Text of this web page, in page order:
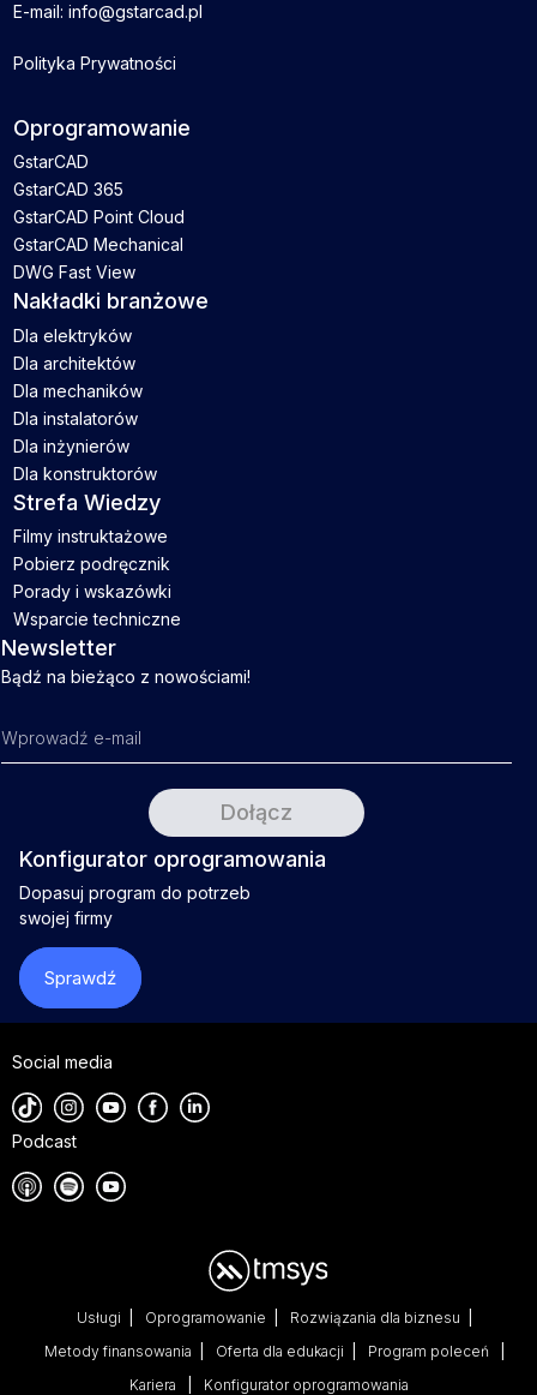
E-mail: info@gstarcad.pl
Polityka Prywatności
Oprogramowanie
GstarCAD
GstarCAD 365
GstarCAD Point Cloud
GstarCAD Mechanical
DWG Fast View
Nakładki branżowe
Dla elektryków
Dla architektów
Dla mechaników
Dla instalatorów
Dla inżynierów
Dla konstruktorów
Strefa Wiedzy
Filmy instruktażowe
Pobierz podręcznik
Porady i wskazówki
Wsparcie techniczne
Newsletter
Bądź na bieżąco z nowościami!
Konfigurator oprogramowania
Dopasuj program do potrzeb
swojej firmy
Sprawdź
Social media
Podcast
Usługi Oprogramowanie
Rozwiązania dla biznesu
Metody finansowania
Oferta dla edukacji
Program poleceń
Kariera
Konfigurator oprogramowania